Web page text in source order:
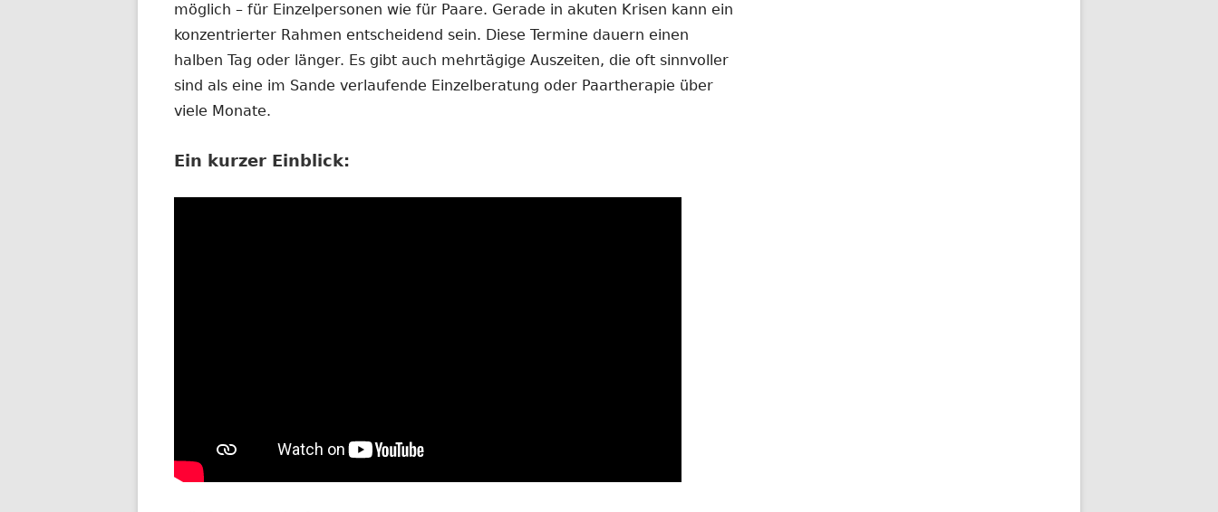
möglich – für Einzelpersonen wie für Paare. Gerade in akuten Krisen kann ein
konzentrierter Rahmen entscheidend sein. Diese Termine dauern einen
halben Tag oder länger. Es gibt auch mehrtägige Auszeiten, die oft sinnvoller
sind als eine im Sande verlaufende Einzelberatung oder Paartherapie über
viele Monate.
Ein kurzer Einblick: